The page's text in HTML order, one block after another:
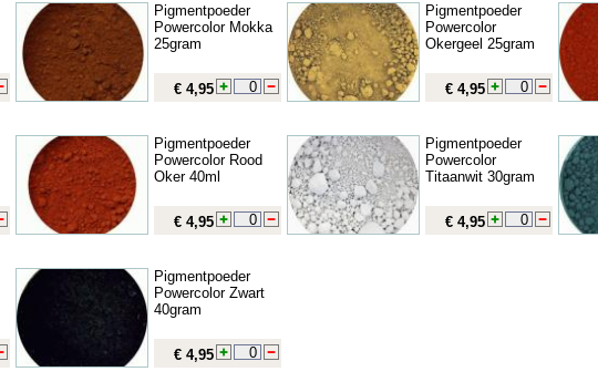
Pigmentpoeder
Powercolor Mokka
25gram
€ 4,95
Pigmentpoeder
Powercolor
Okergeel 25gram
€ 4,95
Pigmentpoeder
Powercolor Rood
Oker 40ml
€ 4,95
Pigmentpoeder
Powercolor
Titaanwit 30gram
€ 4,95
Pigmentpoeder
Powercolor Zwart
40gram
€ 4,95